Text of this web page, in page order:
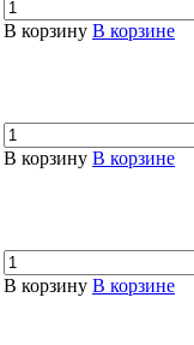
В корзину В корзине
В корзину В корзине
В корзину В корзине